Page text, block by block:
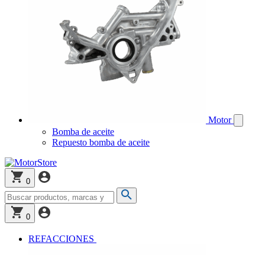
Motor
Bomba de aceite
Repuesto bomba de aceite
0
0
REFACCIONES